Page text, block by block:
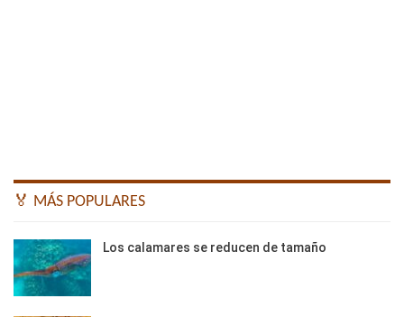
🏅 MÁS POPULARES
Los calamares se reducen de tamaño